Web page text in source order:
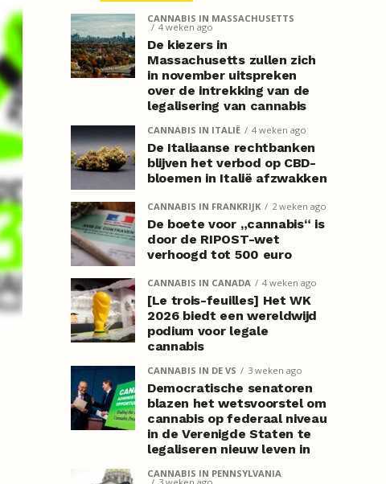
CANNABIS IN MASSACHUSETTS
4 weken ago
De kiezers in
Massachusetts zullen zich
in november uitspreken
over de intrekking van de
legalisering van cannabis
CANNABIS IN ITALIË 4 weken ago
De Italiaanse rechtbanken
blijven het verbod op CBD-
bloemen in Italië afzwakken
CANNABIS IN FRANKRIJK 2 weken ago
De boete voor „cannabis“ is
door de RIPOST-wet
verhoogd tot 500 euro
CANNABIS IN CANADA 4 weken ago
[Le trois-feuilles] Het WK
2026 biedt een wereldwijd
podium voor legale
cannabis
CANNABIS IN DE VS 3 weken ago
Democratische senatoren
blazen het wetsvoorstel om
cannabis op federaal niveau
in de Verenigde Staten te
legaliseren nieuw leven in
CANNABIS IN PENNSYLVANIA